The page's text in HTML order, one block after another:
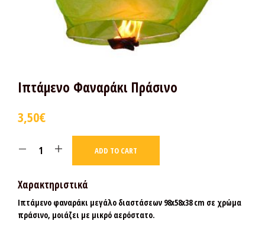
Ιπτάμενο Φαναράκι Πράσινο
3,50€
ADD TO CART
Χαρακτηριστικά
Ιπτάμενο φαναράκι μεγάλο διαστάσεων 98x58x38 cm σε χρώμα
πράσινο, μοιάζει με μικρό αερόστατο.